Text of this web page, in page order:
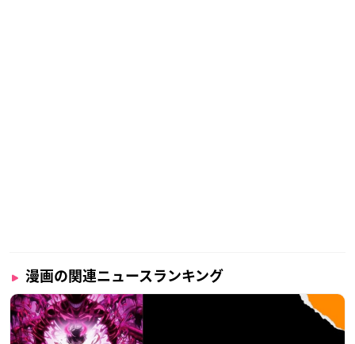
漫画の関連ニュースランキング